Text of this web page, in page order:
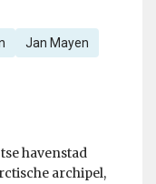
Jan Mayen
havenstad
archipel,